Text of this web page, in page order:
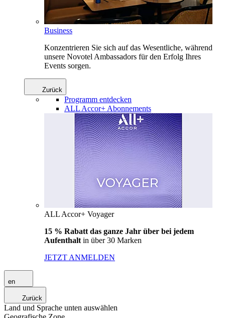
Business
Konzentrieren Sie sich auf das Wesentliche, während
unsere Novotel Ambassadors für den Erfolg Ihres
Events sorgen.
Zurück
Programm entdecken
ALL Accor+ Abonnements
ALL Accor+ Voyager
15 % Rabatt das ganze Jahr über bei jedem
Aufenthalt in über 30 Marken
JETZT ANMELDEN
en
Zurück
Land und Sprache unten auswählen